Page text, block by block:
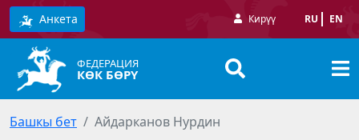
Анкета Кирүү RU EN
ФЕДЕРАЦИЯ
КӨК БӨРҮ
Башкы бет Айдарканов Нурдин